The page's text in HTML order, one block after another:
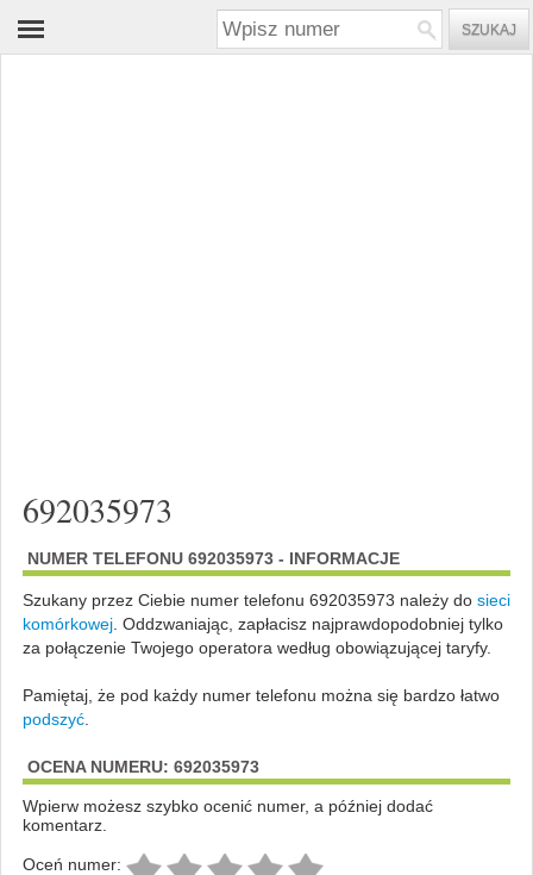
692035973
NUMER TELEFONU 692035973 - INFORMACJE
Szukany przez Ciebie numer telefonu 692035973 należy do sieci
komórkowej. Oddzwaniając, zapłacisz najprawdopodobniej tylko
za połączenie Twojego operatora według obowiązującej taryfy.
Pamiętaj, że pod każdy numer telefonu można się bardzo łatwo
podszyć.
OCENA NUMERU: 692035973
Wpierw możesz szybko ocenić numer, a później dodać
komentarz.
Oceń numer: